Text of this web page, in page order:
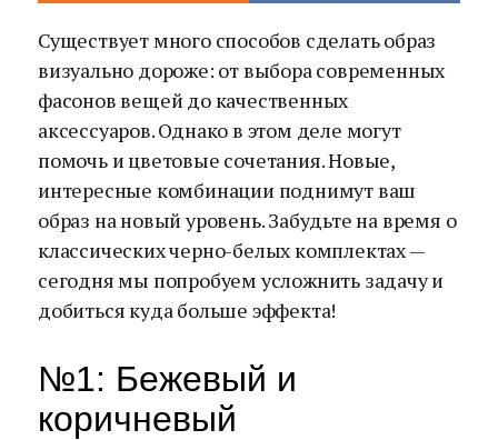
Существует много способов сделать образ
визуально дороже: от выбора современных
фасонов вещей до качественных
аксессуаров. Однако в этом деле могут
помочь и цветовые сочетания. Новые,
интересные комбинации поднимут ваш
образ на новый уровень. Забудьте на время о
классических черно-белых комплектах —
сегодня мы попробуем усложнить задачу и
добиться куда больше эффекта!
№1: Бежевый и
коричневый